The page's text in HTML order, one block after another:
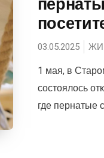
03.05.2025
1 мая, в
состоялось
где пернатые